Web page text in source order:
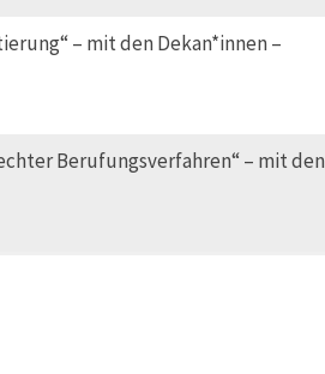
– mit den Dekan*innen –
Berufungsverfahren“ – mit den